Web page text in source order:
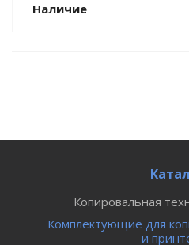
Наличие
Копировальная
Комплектующие для
и